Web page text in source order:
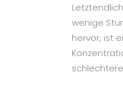
wenige
hervor, ist